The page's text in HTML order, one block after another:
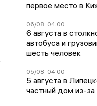
первое место в
06/08 04:00
6 августа в
автобуса и
шесть человек
05/08 04:00
5 августа в
частный дом из-